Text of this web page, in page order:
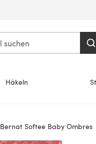
Häkeln
Bernat Softee Baby Ombres